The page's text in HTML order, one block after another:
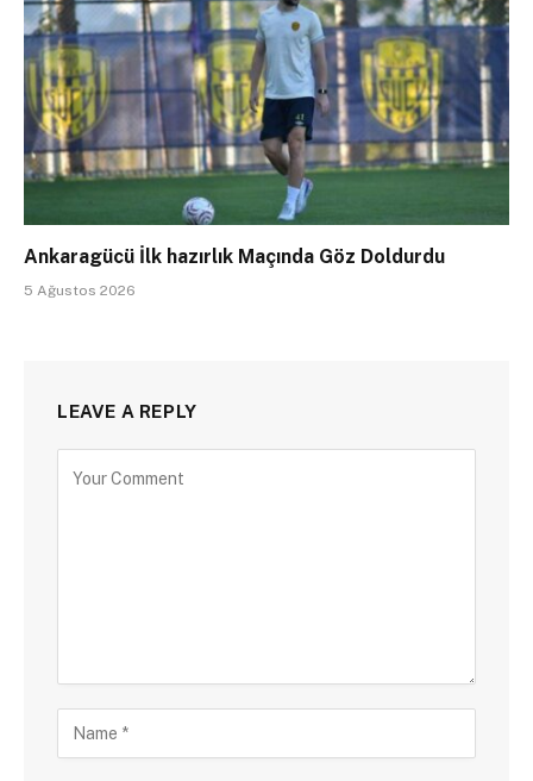
Ankaragücü İlk hazırlık Maçında Göz Doldurdu
5 Ağustos 2026
LEAVE A REPLY